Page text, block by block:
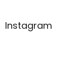
aInstagram